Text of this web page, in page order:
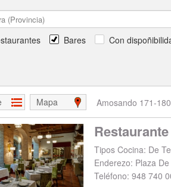
Bares Con
Mapa Amosando 171-
Tipos Cocina: De
Enderezo: Plaza
Teléfono: 948 740